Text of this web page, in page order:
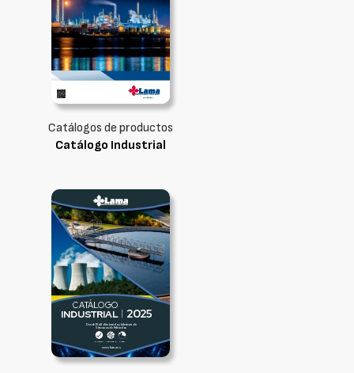
Catálogos de productos
Catálogo Industrial